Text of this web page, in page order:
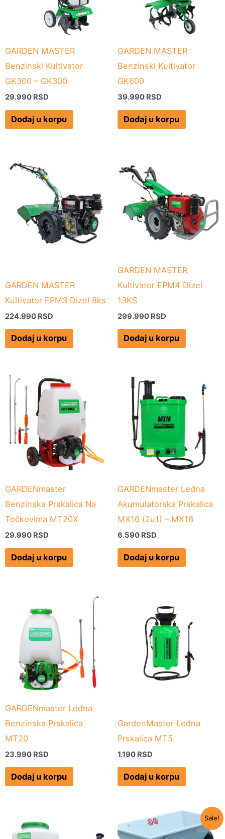
GARDEN MASTER
Benzinski Kultivator
GK300 – GK300
29.990 RSD
Dodaj u korpu
GARDEN MASTER
Benzinski Kultivator
GK600
39.990 RSD
Dodaj u korpu
GARDEN MASTER
Kultivator EPM3 Dizel 8ks
224.990 RSD
Dodaj u korpu
GARDEN MASTER
Kultivator EPM4 Dizel
13KS
299.990 RSD
Dodaj u korpu
GARDENmaster
Benzinska Prskalica Na
Točkovima MT20X
29.990 RSD
Dodaj u korpu
GARDENmaster Leđna
Akumulatorska Prskalica
MX16 (2u1) – MX16
6.590 RSD
Dodaj u korpu
GARDENmaster Leđna
Benzinska Prskalica
MT20
23.990 RSD
Dodaj u korpu
GardenMaster Leđna
Prskalica MT5
1.190 RSD
Dodaj u korpu
Sale!
Originalna
je
cena
je: